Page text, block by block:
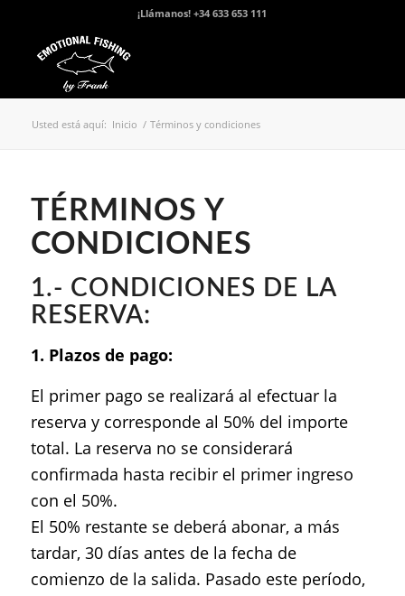
¡Llámanos! +34 633 653 111
Usted está aquí: Inicio / Términos y condiciones
TÉRMINOS Y
CONDICIONES
1.- CONDICIONES DE LA
RESERVA:
1. Plazos de pago:
El primer pago se realizará al efectuar la
reserva y corresponde al 50% del importe
total. La reserva no se considerará
confirmada hasta recibir el primer ingreso
con el 50%.
El 50% restante se deberá abonar, a más
tardar, 30 días antes de la fecha de
comienzo de la salida. Pasado este período,